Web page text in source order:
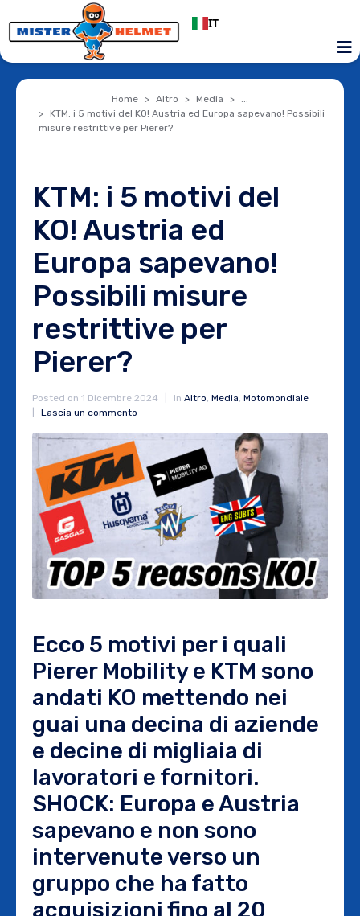
IT
Home Altro Media
...
KTM: i 5 motivi del KO! Austria ed Europa sapevano! Possibili
misure restrittive per Pierer?
KTM: i 5 motivi del
KO! Austria ed
Europa sapevano!
Possibili misure
restrittive per
Pierer?
Posted on 1 Dicembre 2024 In Altro, Media, Motomondiale
Lascia un commento
Ecco 5 motivi per i quali
Pierer Mobility e KTM sono
andati KO mettendo nei
guai una decina di aziende
e decine di migliaia di
lavoratori e fornitori.
SHOCK: Europa e Austria
sapevano e non sono
intervenute verso un
gruppo che ha fatto
acquisizioni fino al 20